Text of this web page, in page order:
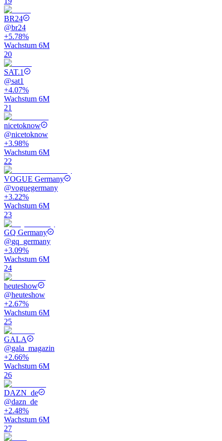
BR24
@br24
+5.78%
Wachstum 6M
20
SAT.1
@sat1
+4.07%
Wachstum 6M
21
nicetoknow
@nicetoknow
+3.98%
Wachstum 6M
22
VOGUE Germany
@voguegermany
+3.22%
Wachstum 6M
23
GQ Germany
@gq_germany
+3.09%
Wachstum 6M
24
heuteshow
@heuteshow
+2.67%
Wachstum 6M
25
GALA
@gala_magazin
+2.66%
Wachstum 6M
26
DAZN_de
@dazn_de
+2.48%
Wachstum 6M
27